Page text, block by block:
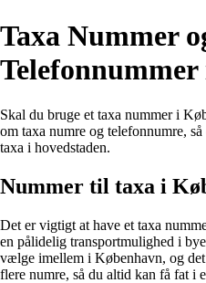
Taxa Nummer
Skal du bruge et taxa nummer i
om taxa numre og telefonnumre,
taxa i hovedstaden.
Nummer til taxa i
Det er vigtigt at have et taxa
en pålidelig transportmulighed i
vælge imellem i København, og
flere numre, så du altid kan få fat i